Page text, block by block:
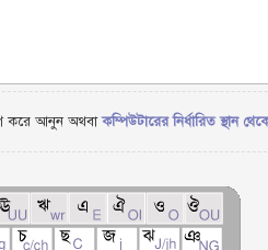
করে আনুন অথবাকম্পিউটারের নির্ধারিত স্থান